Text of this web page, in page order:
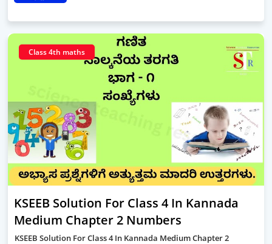
Class 4th maths
KSEEB Solution For Class 4 In Kannada
Medium Chapter 2 Numbers
KSEEB Solution For Class 4 In Kannada Medium Chapter 2